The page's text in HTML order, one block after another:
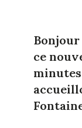
Bonjour
ce